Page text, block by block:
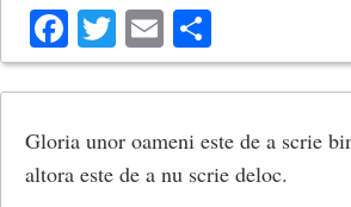
Facebook
Twitter
Email
Gloria unor oameni este de a scrie
altora este de a nu scrie deloc.